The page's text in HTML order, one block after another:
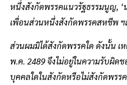
หนึ่งสังกัดพรรคแนวรัฐธรรมนูญ, ‘
เพื่อนส่วนหนึ่งสังกัดพรรคสหชีพ ฯ
ส่วนผมมิได้สังกัดพรรคใด ดังนั้น เ
พ.ค. 2489 จึงไม่อยู่ในความรับผิ
บุคคลใดในสังกัดหรือไม่สังกัดพรร